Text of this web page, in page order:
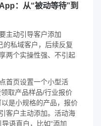
：从“被动等待”到
主动引导客户添加
的私域客户，后续反复
两个实操性强、不引起
首页设置一个小型活
取产品样品/行业报价
是小规格的产品，报价
客户主动添加。活动海
导语直白，比如“添加